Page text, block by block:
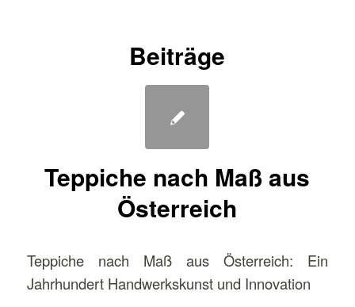
Beiträge
Teppiche nach Maß aus
Österreich
Teppiche nach Maß aus Österreich: Ein
Jahrhundert Handwerkskunst und Innovation